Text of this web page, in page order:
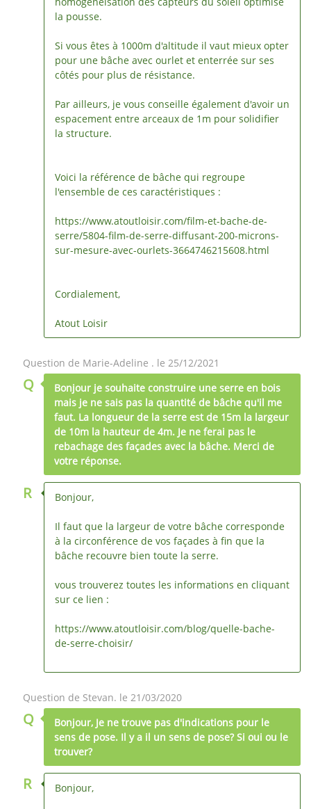
la pousse.
Si vous êtes à 1000m d'altitude il vaut mieux opter
pour une bâche avec ourlet et enterrée sur ses
côtés pour plus de résistance.
Par ailleurs, je vous conseille également d'avoir un
espacement entre arceaux de 1m pour solidifier
la structure.
Voici la référence de bâche qui regroupe
l'ensemble de ces caractéristiques :
https://www.atoutloisir.com/film-et-bache-de-
serre/5804-film-de-serre-diffusant-200-microns-
sur-mesure-avec-ourlets-3664746215608.html
Cordialement,
Atout Loisir
Question de Marie-Adeline . le 25/12/2021
Q
Bonjour je souhaite construire une serre en bois
mais je ne sais pas la quantité de bâche qu'il me
faut. La longueur de la serre est de 15m la largeur
de 10m la hauteur de 4m. Je ne ferai pas le
rebachage des façades avec la bâche. Merci de
votre réponse.
R Bonjour,
Il faut que la largeur de votre bâche corresponde
à la circonférence de vos façades à fin que la
bâche recouvre bien toute la serre.
vous trouverez toutes les informations en cliquant
sur ce lien :
https://www.atoutloisir.com/blog/quelle-bache-
de-serre-choisir/
Question de Stevan. le 21/03/2020
Q
Bonjour, Je ne trouve pas d'indications pour le
sens de pose. Il y a il un sens de pose? Si oui ou le
trouver?
R Bonjour,